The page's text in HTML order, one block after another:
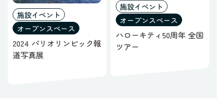
施設イベント
オープンスペース
2024 パリオリンピック報
道写真展
施設イベント
オープンスペース
ハローキティ50周年 全国
ツアー